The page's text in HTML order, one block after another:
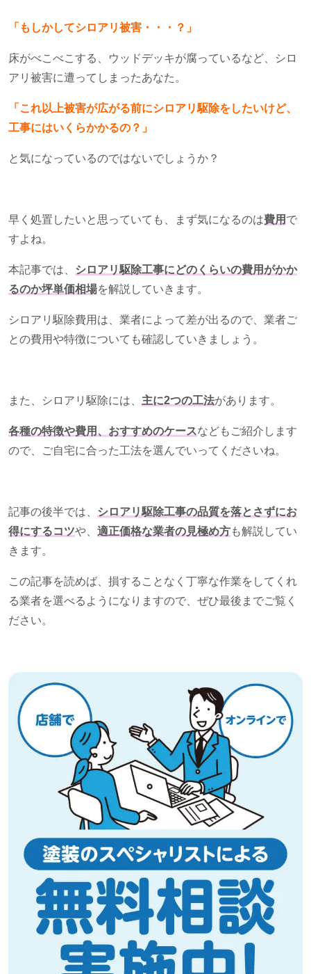
「もしかしてシロアリ被害・・・？」
床がべこべこする、ウッドデッキが腐っているなど、シロ
アリ被害に遭ってしまったあなた。
「これ以上被害が広がる前にシロアリ駆除をしたいけど、
工事にはいくらかかるの？」
と気になっているのではないでしょうか？
早く処置したいと思っていても、まず気になるのは費用 で
すよね。
本記事では、
シロアリ駆除工事にどのくらいの費用がかか
るのか坪単価相場を解説していきます。
シロアリ駆除費用は、業者によって差が出るので、業者ご
との費用や特徴についても確認していきましょう。
また、シロアリ駆除には、 主に2つの工法があります。
各種の特徴や費用、おすすめのケースなどもご紹介します
ので、ご自宅に合った工法を選んでいってくださいね。
記事の後半では、
シロアリ駆除工事の品質を落とさずにお
得にするコツや、 適正価格な業者の見極め方も解説してい
きます。
この記事を読めば、損することなく丁寧な作業をしてくれ
る業者を選べるようになりますので、ぜひ最後までご覧く
ださい。